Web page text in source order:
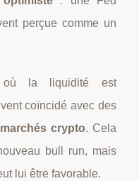
perçue comme un
où la liquidité est
coïncidé avec des
crypto. Cela
bull run, mais
lui être favorable.